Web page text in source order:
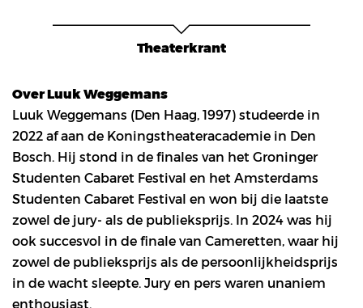
Theaterkrant
Over Luuk Weggemans
Luuk Weggemans (Den Haag, 1997) studeerde in
2022 af aan de Koningstheateracademie in Den
Bosch. Hij stond in de finales van het Groninger
Studenten Cabaret Festival en het Amsterdams
Studenten Cabaret Festival en won bij die laatste
zowel de jury- als de publieksprijs. In 2024 was hij
ook succesvol in de finale van Cameretten, waar hij
zowel de publieksprijs als de persoonlijkheidsprijs
in de wacht sleepte. Jury en pers waren unaniem
enthousiast.